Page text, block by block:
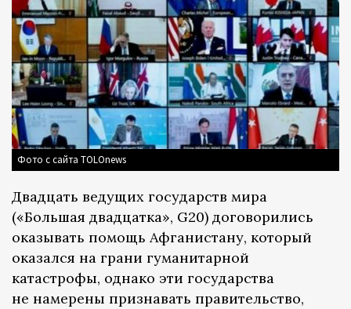
Фото с сайта TOLOnews
Двадцать ведущих государств мира
(«Большая двадцатка», G20) договорились
оказывать помощь Афганистану, который
оказался на грани гуманитарной
катастрофы, однако эти государства
не намерены признавать правительство,